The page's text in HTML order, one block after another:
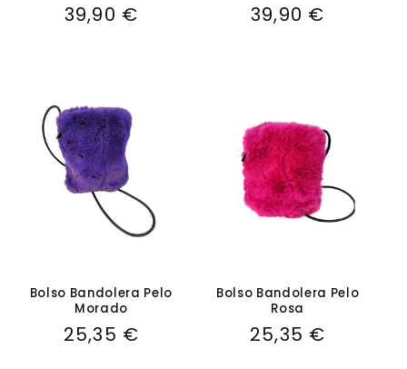
Precio
39,90 €
Precio
39,90 €
Bolso Bandolera Pelo
Morado
Precio
25,35 €
Bolso Bandolera Pelo
Rosa
Precio
25,35 €